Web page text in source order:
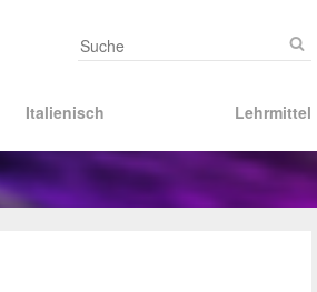
Italienisch Lehrmittel